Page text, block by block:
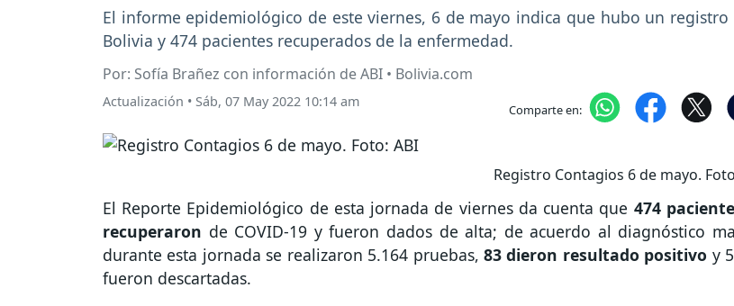
El informe epidemiológico de este viernes, 6 de mayo indica que hubo un registro
Bolivia y 474 pacientes recuperados de la enfermedad.
Por: Sofía Brañez con información de ABI • Bolivia.com
Actualización • Sáb, 07 May 2022 10:14 am Comparte en:
Registro Contagios 6 de mayo.
El Reporte Epidemiológico de esta jornada de viernes da cuenta que 474
recuperaron de COVID-19 y fueron dados de alta; de acuerdo al diagnóstico
durante esta jornada se realizaron 5.164 pruebas, 83 dieron resultado positivo y
fueron descartadas.